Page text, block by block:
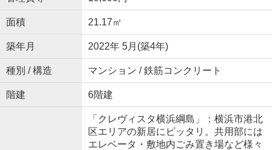
面積 21.17㎡
築年月 2022年 5月(築4年)
種別 / 構造 マンション / 鉄筋コンクリート
階建 6階建
「クレヴィスタ横浜綱島」：横浜市港北
区エリアの新居にピッタリ。共用部には
エレベータ・敷地内ごみ置き場など様々